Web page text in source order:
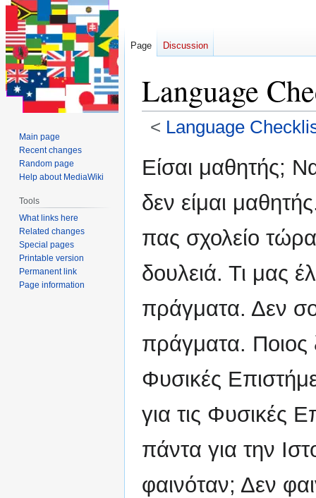
Language
< Language
Jump
to
Jump
to
Είσαι μαθητής;
δεν είμαι
πας σχολείο
δουλειά. Τι μας
πράγματα. Δεν
πράγματα. Ποιος
Φυσικές
για τις Φυσικές
πάντα για την
φαινόταν; Δεν
Page Discussion
Main page
Recent changes
Random page
Help about MediaWiki
Tools
What links here
Related changes
Special pages
Printable version
Permanent link
Page information